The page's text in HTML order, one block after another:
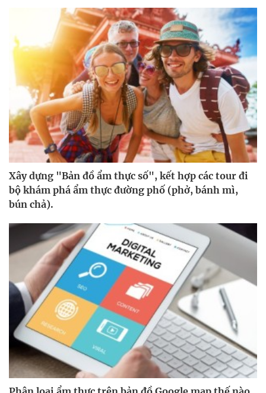
Xây dựng "Bản đồ ẩm thực số", kết hợp các tour đi
bộ khám phá ẩm thực đường phố (phở, bánh mì,
bún chả).